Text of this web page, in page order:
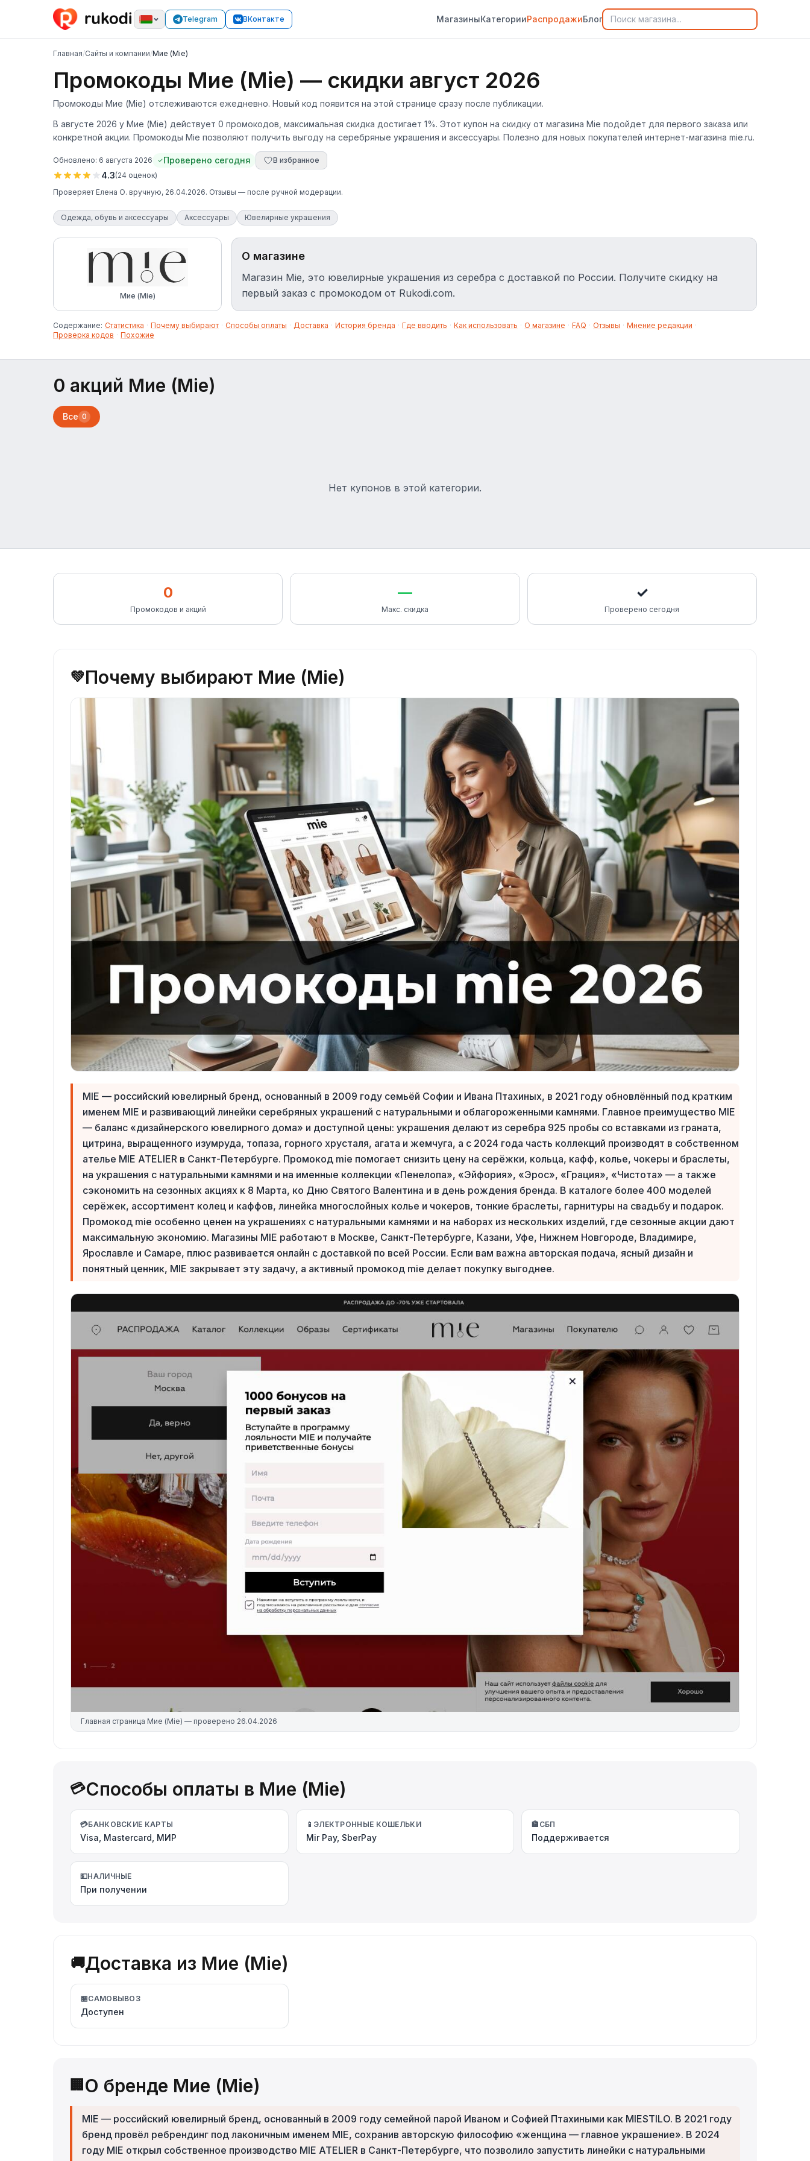
Telegram ВКонтакте МагазиныКатегорииРаспродажиБлог
Главная/Сайты и компании/Мие (Mie)
Промокоды Мие (Mie) — скидки август 2026
Промокоды Мие (Mie) отслеживаются ежедневно. Новый код появится на этой странице сразу после публикации.
В августе 2026 у Мие (Mie) действует 0 промокодов, максимальная скидка достигает 1%. Этот купон на скидку от магазина Mie подойдет для первого заказа или
конкретной акции. Промокоды Mie позволяют получить выгоду на серебряные украшения и аксессуары. Полезно для новых покупателей интернет-магазина mie.ru.
Обновлено: 6 августа 2026 Проверено сегодня В избранное
4.3(24 оценок)
Проверяет Елена О. вручную, 26.04.2026. Отзывы — после ручной модерации.
Одежда, обувь и аксессуары Аксессуары Ювелирные украшения
Мие (Mie)
О магазине
Магазин Mie, это ювелирные украшения из серебра с доставкой по России. Получите скидку на
первый заказ с промокодом от Rukodi.com.
Содержание: Статистика · Почему выбирают · Способы оплаты · Доставка · История бренда · Где вводить · Как использовать · О магазине · FAQ · Отзывы · Мнение редакции ·
Проверка кодов · Похожие
0 акций Мие (Mie)
Все 0
Нет купонов в этой категории.
0
Промокодов и акций
—
Макс. скидка
✓
Проверено сегодня
💚Почему выбирают Мие (Mie)
MIE — российский ювелирный бренд, основанный в 2009 году семьёй Софии и Ивана Птахиных, в 2021 году обновлённый под кратким
именем MIE и развивающий линейки серебряных украшений с натуральными и облагороженными камнями. Главное преимущество MIE
— баланс «дизайнерского ювелирного дома» и доступной цены: украшения делают из серебра 925 пробы со вставками из граната,
цитрина, выращенного изумруда, топаза, горного хрусталя, агата и жемчуга, а с 2024 года часть коллекций производят в собственном
ателье MIE ATELIER в Санкт-Петербурге. Промокод mie помогает снизить цену на серёжки, кольца, кафф, колье, чокеры и браслеты,
на украшения с натуральными камнями и на именные коллекции «Пенелопа», «Эйфория», «Эрос», «Грация», «Чистота» — а также
сэкономить на сезонных акциях к 8 Марта, ко Дню Святого Валентина и в день рождения бренда. В каталоге более 400 моделей
серёжек, ассортимент колец и каффов, линейка многослойных колье и чокеров, тонкие браслеты, гарнитуры на свадьбу и подарок.
Промокод mie особенно ценен на украшениях с натуральными камнями и на наборах из нескольких изделий, где сезонные акции дают
максимальную экономию. Магазины MIE работают в Москве, Санкт-Петербурге, Казани, Уфе, Нижнем Новгороде, Владимире,
Ярославле и Самаре, плюс развивается онлайн с доставкой по всей России. Если вам важна авторская подача, ясный дизайн и
понятный ценник, MIE закрывает эту задачу, а активный промокод mie делает покупку выгоднее.
Главная страница Мие (Mie) — проверено 26.04.2026
💳Способы оплаты в Мие (Mie)
💳БАНКОВСКИЕ КАРТЫ
Visa, Mastercard, МИР
📱 ЭЛЕКТРОННЫЕ КОШЕЛЬКИ
Mir Pay, SberPay
🏦 СБП
Поддерживается
💵НАЛИЧНЫЕ
При получении
🚚Доставка из Мие (Mie)
🏪САМОВЫВОЗ
Доступен
🏢 О бренде Мие (Mie)
MIE — российский ювелирный бренд, основанный в 2009 году семейной парой Иваном и Софией Птахиными как MIESTILO. В 2021 году
бренд провёл ребрендинг под лаконичным именем MIE, сохранив авторскую философию «женщина — главное украшение». В 2024
году MIE открыл собственное производство MIE ATELIER в Санкт-Петербурге, что позволило запустить линейки с натуральными